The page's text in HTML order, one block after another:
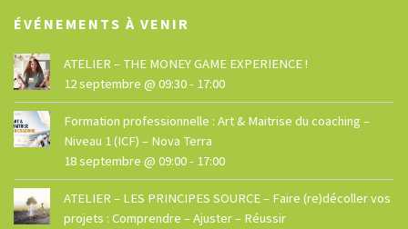
ÉVÉNEMENTS À VENIR
ATELIER – THE MONEY GAME EXPERIENCE !
12 septembre @ 09:30- 17:00
Formation professionnelle : Art & Maitrise du coaching –
Niveau 1 (ICF) – Nova Terra
18 septembre @ 09:00- 17:00
ATELIER – LES PRINCIPES SOURCE – Faire (re)décoller vos
projets : Comprendre – Ajuster – Réussir